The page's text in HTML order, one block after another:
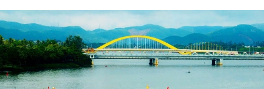
THỂ THAO
GIÁO DỤC
Y TẾ